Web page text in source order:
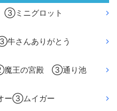
ニグロット
んありがとう
王の宮殿 ③通り池
ー③ムイガー